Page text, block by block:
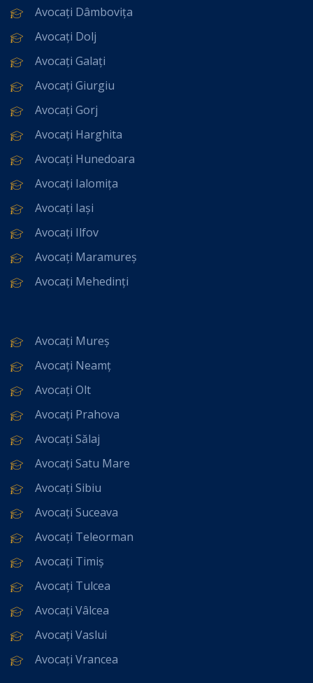
Avocați Dâmbovița
Avocați Dolj
Avocați Galați
Avocați Giurgiu
Avocați Gorj
Avocați Harghita
Avocați Hunedoara
Avocați Ialomița
Avocați Iași
Avocați Ilfov
Avocați Maramureș
Avocați Mehedinți
Avocați Mureș
Avocați Neamț
Avocați Olt
Avocați Prahova
Avocați Sălaj
Avocați Satu Mare
Avocați Sibiu
Avocați Suceava
Avocați Teleorman
Avocați Timiș
Avocați Tulcea
Avocați Vâlcea
Avocați Vaslui
Avocați Vrancea